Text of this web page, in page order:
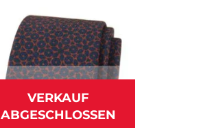
VERKAUF
ABGESCHLOSSEN